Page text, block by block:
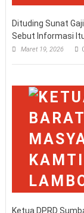
Dituding Sunat
Sebut Informasi
Maret 19, 2026
Ketua DPRD